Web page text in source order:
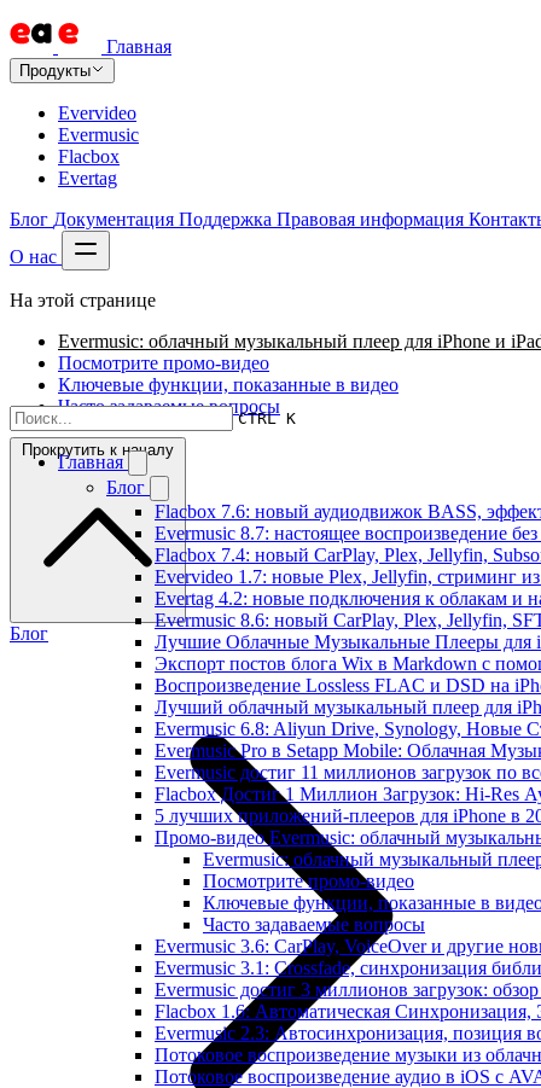
Главная
Продукты
Evervideo
Evermusic
Flacbox
Evertag
Блог Документация Поддержка Правовая информация
О нас
CTRL K
Главная
Блог
Flacbox 7.6: новый аудиодвижок BASS,
Evermusic 8.7: настоящее воспроизведение
Flacbox 7.4: новый CarPlay, Plex, Jellyfin,
Evervideo 1.7: новые Plex, Jellyfin, стриминг
Evertag 4.2: новые подключения к облакам и
Evermusic 8.6: новый CarPlay, Plex, Jellyfin,
Лучшие Облачные Музыкальные Плееры для
Экспорт постов блога Wix в Markdown с
Воспроизведение Lossless FLAC и DSD на
Лучший облачный музыкальный плеер для
Evermusic 6.8: Aliyun Drive, Synology, Новые
Evermusic Pro в Setapp Mobile: Облачная
Evermusic достиг 11 миллионов загрузок по
Flacbox Достиг 1 Миллион Загрузок: Hi-Res
5 лучших приложений-плееров для iPhone в
Промо-видео Evermusic: облачный
Evermusic: облачный музыкальный
Посмотрите промо-видео
Ключевые функции, показанные в
Часто задаваемые вопросы
Evermusic 3.6: CarPlay, VoiceOver и другие
Evermusic 3.1: Crossfade, синхронизация
Evermusic достиг 3 миллионов загрузок:
Flacbox 1.6: Автоматическая
Evermusic 2.3: Автосинхронизация, позиция
Потоковое воспроизведение музыки из
Потоковое воспроизведение аудио в iOS с
На этой странице
Evermusic: облачный музыкальный плеер для iPhone и
Посмотрите промо-видео
Ключевые функции, показанные в видео
Часто задаваемые вопросы
Прокрутить к началу
Блог